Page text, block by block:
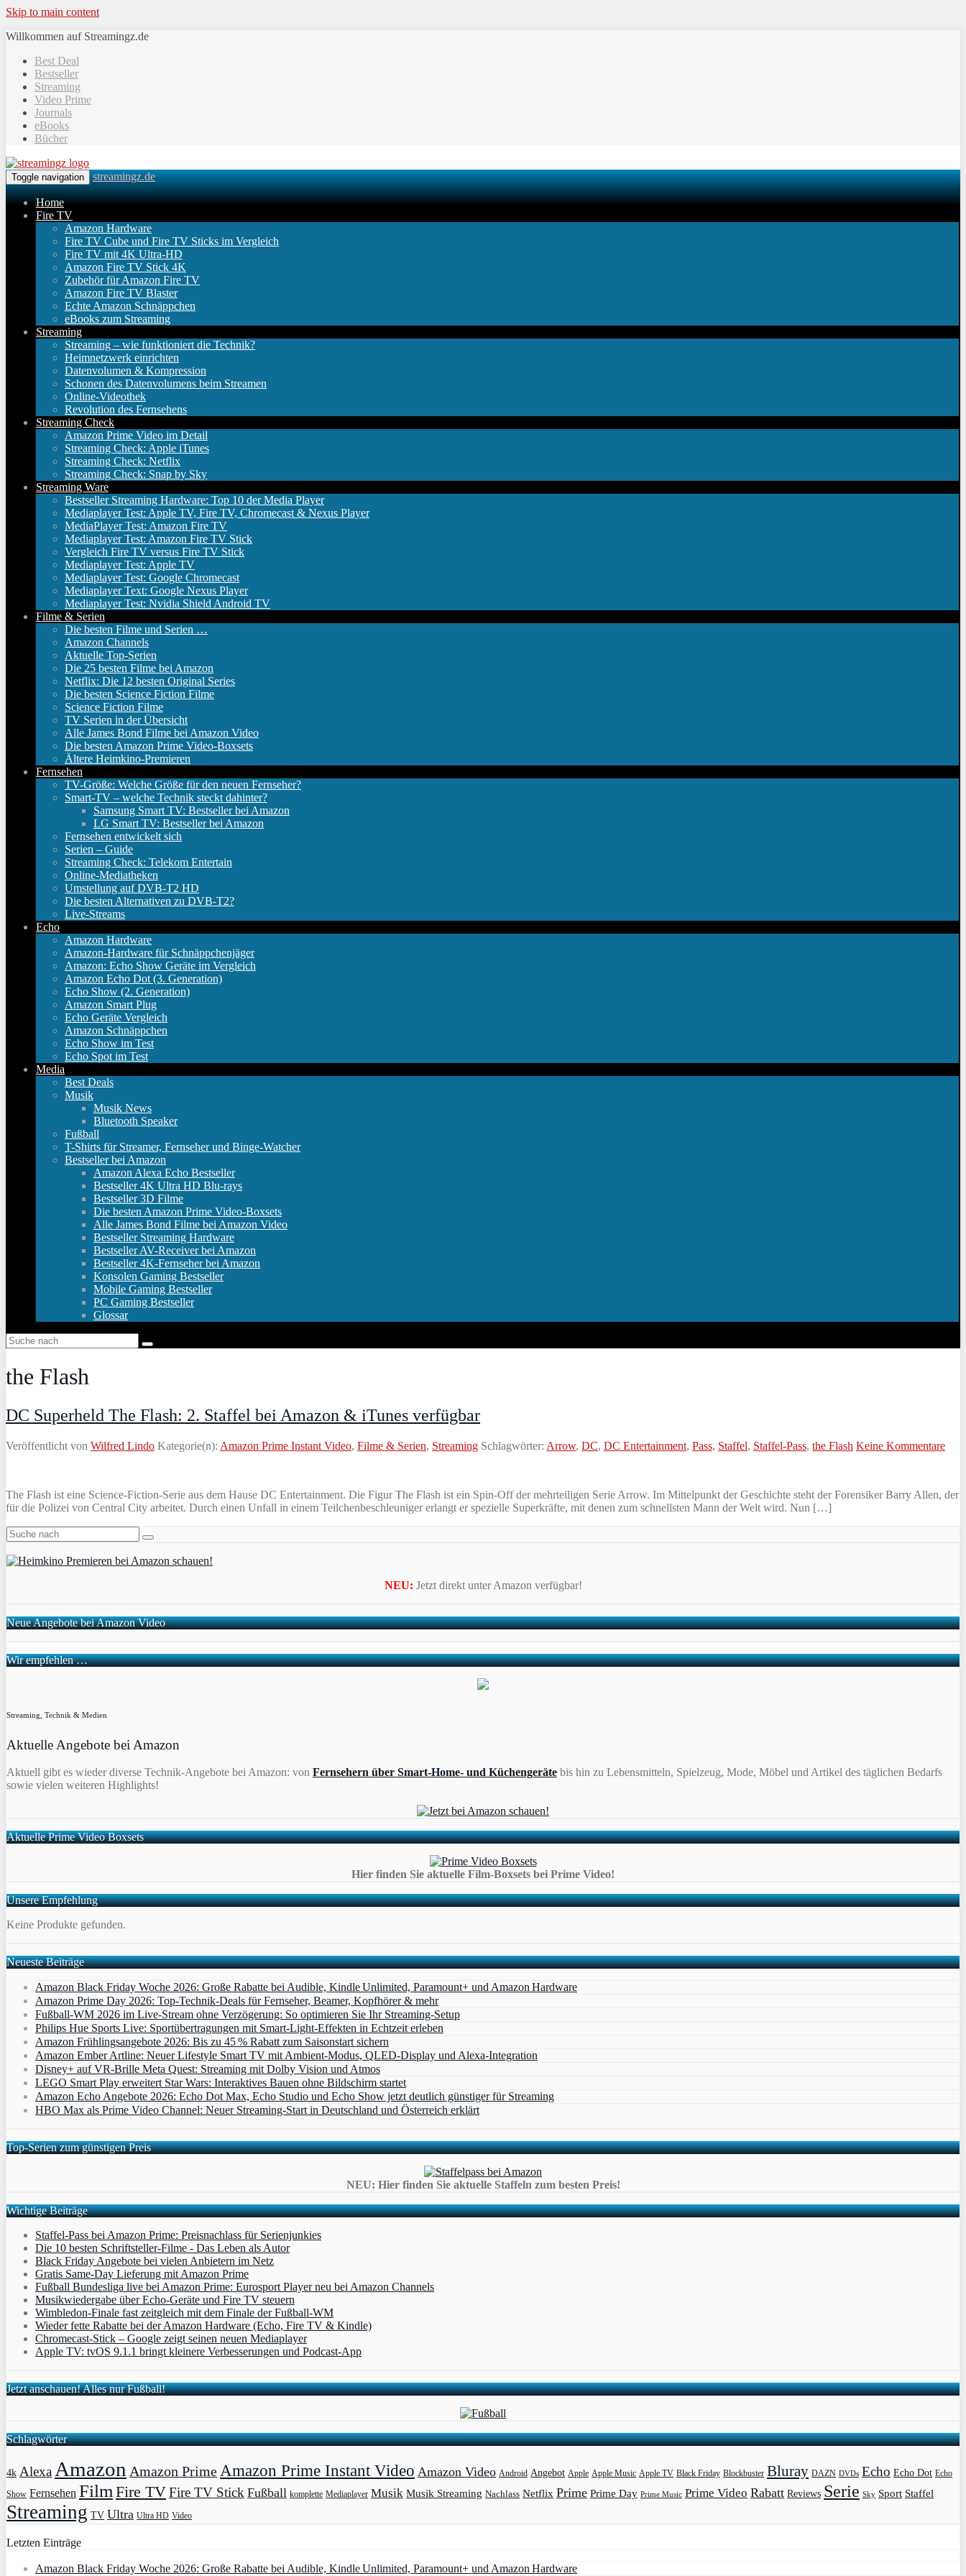
Skip to main content
Willkommen auf Streamingz.de
Best Deal
Bestseller
Streaming
Video Prime
Journals
eBooks
Bücher
Toggle navigation streamingz.de
Home
Fire TV
Amazon Hardware
Fire TV Cube und Fire TV Sticks im Vergleich
Fire TV mit 4K Ultra-HD
Amazon Fire TV Stick 4K
Zubehör für Amazon Fire TV
Amazon Fire TV Blaster
Echte Amazon Schnäppchen
eBooks zum Streaming
Streaming
Streaming – wie funktioniert die Technik?
Heimnetzwerk einrichten
Datenvolumen & Kompression
Schonen des Datenvolumens beim Streamen
Online-Videothek
Revolution des Fernsehens
Streaming Check
Amazon Prime Video im Detail
Streaming Check: Apple iTunes
Streaming Check: Netflix
Streaming Check: Snap by Sky
Streaming Ware
Bestseller Streaming Hardware: Top 10 der Media Player
Mediaplayer Test: Apple TV, Fire TV, Chromecast & Nexus Player
MediaPlayer Test: Amazon Fire TV
Mediaplayer Test: Amazon Fire TV Stick
Vergleich Fire TV versus Fire TV Stick
Mediaplayer Test: Apple TV
Mediaplayer Test: Google Chromecast
Mediaplayer Text: Google Nexus Player
Mediaplayer Test: Nvidia Shield Android TV
Filme & Serien
Die besten Filme und Serien …
Amazon Channels
Aktuelle Top-Serien
Die 25 besten Filme bei Amazon
Netflix: Die 12 besten Original Series
Die besten Science Fiction Filme
Science Fiction Filme
TV Serien in der Übersicht
Alle James Bond Filme bei Amazon Video
Die besten Amazon Prime Video-Boxsets
Ältere Heimkino-Premieren
Fernsehen
TV-Größe: Welche Größe für den neuen Fernseher?
Smart-TV – welche Technik steckt dahinter?
Samsung Smart TV: Bestseller bei Amazon
LG Smart TV: Bestseller bei Amazon
Fernsehen entwickelt sich
Serien – Guide
Streaming Check: Telekom Entertain
Online-Mediatheken
Umstellung auf DVB-T2 HD
Die besten Alternativen zu DVB-T2?
Live-Streams
Echo
Amazon Hardware
Amazon-Hardware für Schnäppchenjäger
Amazon: Echo Show Geräte im Vergleich
Amazon Echo Dot (3. Generation)
Echo Show (2. Generation)
Amazon Smart Plug
Echo Geräte Vergleich
Amazon Schnäppchen
Echo Show im Test
Echo Spot im Test
Media
Best Deals
Musik
Musik News
Bluetooth Speaker
Fußball
T-Shirts für Streamer, Fernseher und Binge-Watcher
Bestseller bei Amazon
Amazon Alexa Echo Bestseller
Bestseller 4K Ultra HD Blu-rays
Bestseller 3D Filme
Die besten Amazon Prime Video-Boxsets
Alle James Bond Filme bei Amazon Video
Bestseller Streaming Hardware
Bestseller AV-Receiver bei Amazon
Bestseller 4K-Fernseher bei Amazon
Konsolen Gaming Bestseller
Mobile Gaming Bestseller
PC Gaming Bestseller
Glossar
the Flash
DC Superheld The Flash: 2. Staffel bei Amazon & iTunes verfügbar
Veröffentlicht von Wilfred Lindo Kategorie(n): Amazon Prime Instant Video, Filme & Serien, Streaming Schlagwörter: Arrow, DC, DC Entertainment, Pass, Staffel, Staffel-Pass, the Flash Keine Kommentare
The Flash ist eine Science-Fiction-Serie aus dem Hause DC Entertainment. Die Figur The Flash ist ein Spin-Off der mehrteiligen Serie Arrow. Im Mittelpunkt der Geschichte steht der Forensiker Barry Allen, der
für die Polizei von Central City arbeitet. Durch einen Unfall in einem Teilchenbeschleuniger erlangt er spezielle Superkräfte, mit denen zum schnellsten Mann der Welt wird. Nun […]
NEU: Jetzt direkt unter Amazon verfügbar!
Neue Angebote bei Amazon Video
Wir empfehlen …
Streaming, Technik & Medien
Aktuelle Angebote bei Amazon
Aktuell gibt es wieder diverse Technik-Angebote bei Amazon: von Fernsehern über Smart-Home- und Küchengeräte bis hin zu Lebensmitteln, Spielzeug, Mode, Möbel und Artikel des täglichen Bedarfs
sowie vielen weiteren Highlights!
Aktuelle Prime Video Boxsets
Hier finden Sie aktuelle Film-Boxsets bei Prime Video!
Unsere Empfehlung
Keine Produkte gefunden.
Neueste Beiträge
Amazon Black Friday Woche 2026: Große Rabatte bei Audible, Kindle Unlimited, Paramount+ und Amazon Hardware
Amazon Prime Day 2026: Top-Technik-Deals für Fernseher, Beamer, Kopfhörer & mehr
Fußball-WM 2026 im Live-Stream ohne Verzögerung: So optimieren Sie Ihr Streaming-Setup
Philips Hue Sports Live: Sportübertragungen mit Smart‑Light‑Effekten in Echtzeit erleben
Amazon Frühlingsangebote 2026: Bis zu 45 % Rabatt zum Saisonstart sichern
Amazon Ember Artline: Neuer Lifestyle Smart TV mit Ambient‑Modus, QLED‑Display und Alexa‑Integration
Disney+ auf VR-Brille Meta Quest: Streaming mit Dolby Vision und Atmos
LEGO Smart Play erweitert Star Wars: Interaktives Bauen ohne Bildschirm startet
Amazon Echo Angebote 2026: Echo Dot Max, Echo Studio und Echo Show jetzt deutlich günstiger für Streaming
HBO Max als Prime Video Channel: Neuer Streaming‑Start in Deutschland und Österreich erklärt
Top-Serien zum günstigen Preis
NEU: Hier finden Sie aktuelle Staffeln zum besten Preis!
Wichtige Beiträge
Staffel-Pass bei Amazon Prime: Preisnachlass für Serienjunkies
Die 10 besten Schriftsteller-Filme - Das Leben als Autor
Black Friday Angebote bei vielen Anbietern im Netz
Gratis Same-Day Lieferung mit Amazon Prime
Fußball Bundesliga live bei Amazon Prime: Eurosport Player neu bei Amazon Channels
Musikwiedergabe über Echo-Geräte und Fire TV steuern
Wimbledon-Finale fast zeitgleich mit dem Finale der Fußball-WM
Wieder fette Rabatte bei der Amazon Hardware (Echo, Fire TV & Kindle)
Chromecast-Stick – Google zeigt seinen neuen Mediaplayer
Apple TV: tvOS 9.1.1 bringt kleinere Verbesserungen und Podcast-App
Jetzt anschauen! Alles nur Fußball!
Schlagwörter
4k AlexaAmazon Amazon PrimeAmazon Prime Instant Video Amazon Video Android Angebot Apple Apple Music Apple TV Black Friday Blockbuster Bluray DAZN DVDs Echo Echo Dot Echo
Show Fernsehen FilmFire TVFire TV Stick Fußball komplette Mediaplayer Musik Musik Streaming Nachlass Netflix Prime Prime Day Prime Music Prime Video Rabatt Reviews Serie Sky Sport Staffel
Streaming TV Ultra Ultra HD Video
Letzten Einträge
Amazon Black Friday Woche 2026: Große Rabatte bei Audible, Kindle Unlimited, Paramount+ und Amazon Hardware